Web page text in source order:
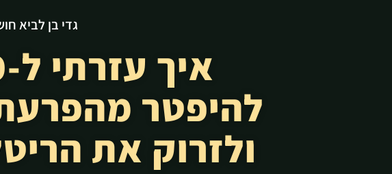
גדי בן לביא
להיפטר
ולזרוק את